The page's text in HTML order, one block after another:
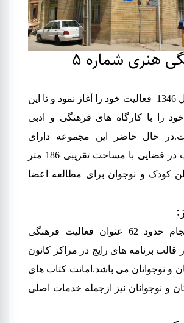
هنری شماره 5
این مرکز از سال 1346 فعالیت خود را آغاز نمود و تا این
را با کارگاه های فرهنگی و ادبی
.در حال حاضر این مجموعه دارای
20000 جلد کتاب در فضایی با مساحت تقریبی 186 متر
کودک و نوجوان برای مطالعه اعضا
این مرکز با انجام حدود 62 عنوان فعالیت فرهنگی
قالب برنامه های رایج در مراکز کانون
و نوجوانان می باشد.امانت کتاب های
و نوجوانان نیز ازجمله خدمات اصلی